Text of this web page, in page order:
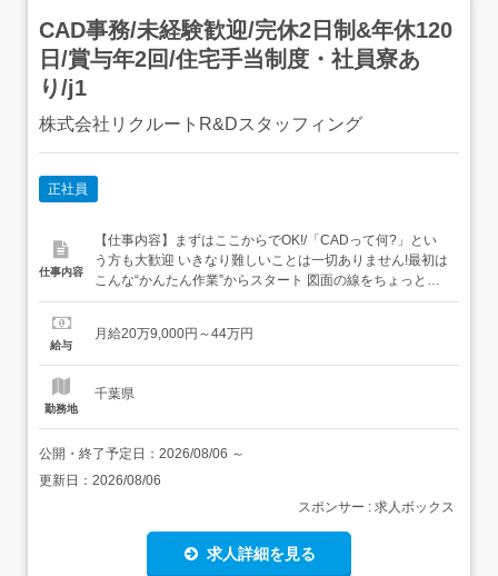
CAD事務/未経験歓迎/完休2日制&年休120
日/賞与年2回/住宅手当制度・社員寮あ
り/j1
株式会社リクルートR&Dスタッフィング
正社員
仕事内容
【仕事内容】まずはここからでOK!/「CADって何?」とい
う方も大歓迎 いきなり難しいことは一切ありません!最初は
こんな“かんたん作業”からスタート 図面の線をちょっと動
かすだけ 決まったフォーマットに数字を入力→いわば“パ
まずはメールの送り方やあいさつといった基本的なビジネ
給与
月給20万9,000円～44万円
勤務地
千葉県
公開・終了予定日： 2026/08/06 ～
更新日： 2026/08/06
スポンサー : 求人ボックス
求人詳細を見る